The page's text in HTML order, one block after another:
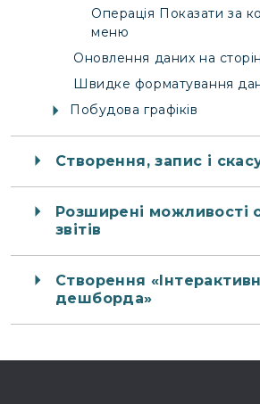
Операція Показати за
меню
Оновлення даних на
Швидке форматування
Побудова графіків
Створення, запис і
Розширені можливості
звітів
Створення
дешборда»